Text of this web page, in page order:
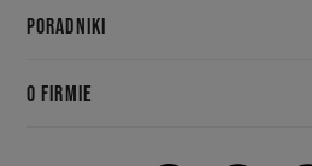
PORADNIKI
O FIRMIE